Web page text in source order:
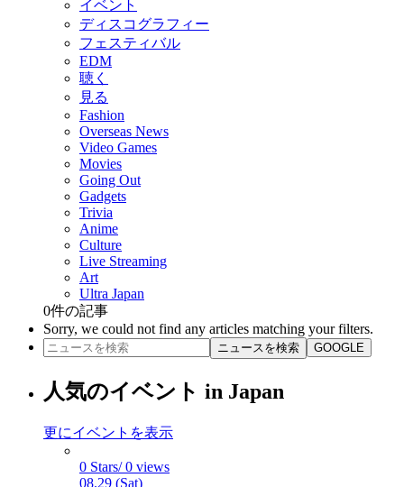
イベント
ディスコグラフィー
フェスティバル
EDM
聴く
見る
Fashion
Overseas News
Video Games
Movies
Going Out
Gadgets
Trivia
Anime
Culture
Live Streaming
Art
Ultra Japan
0件の記事
Sorry, we could not find any articles matching your filters.
ニュースを検索 GOOGLE
人気のイベント in Japan
更にイベントを表示
0 Stars/ 0 views
08.29 (Sat)